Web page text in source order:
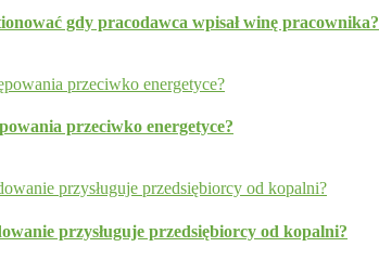
gdy pracodawca wpisał winę pracownika?
przeciwko energetyce?
przysługuje przedsiębiorcy od kopalni?